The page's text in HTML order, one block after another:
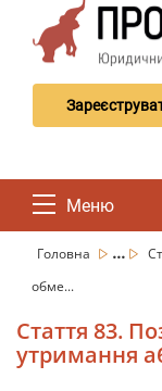
Меню
Головна ...
обме...
Стаття 83.
утримання